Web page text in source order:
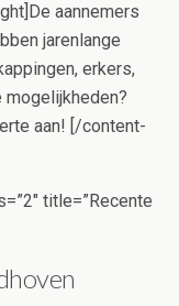
aannemers
jarenlange
erkers,
mogelijkheden?
aan! [/content-
title=”Recente